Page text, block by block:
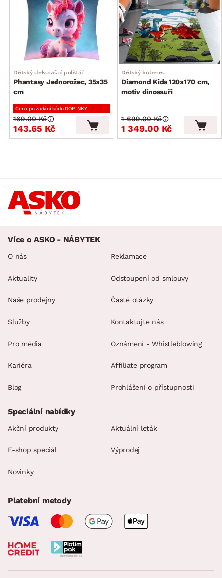
Dětský dekorační polštář
Phantasy Jednorožec, 35x35
cm
Cena po zadání kódu DOPLNKY
143.65 Kč
169.00 Kč
Dětský koberec
Diamond Kids 120x170 cm,
motiv dinosauři
1 349.00 Kč
1 699.00 Kč
Více o ASKO - NÁBYTEK
O nás
Aktuality
Naše prodejny
Služby
Pro média
Kariéra
Blog
Reklamace
Odstoupení od smlouvy
Časté otázky
Kontaktujte nás
Oznámení - Whistleblowing
Affiliate program
Prohlášení o přístupnosti
Speciální nabídky
Akční produkty Aktuální leták
E-shop speciál Výprodej
Novinky
Platební metody